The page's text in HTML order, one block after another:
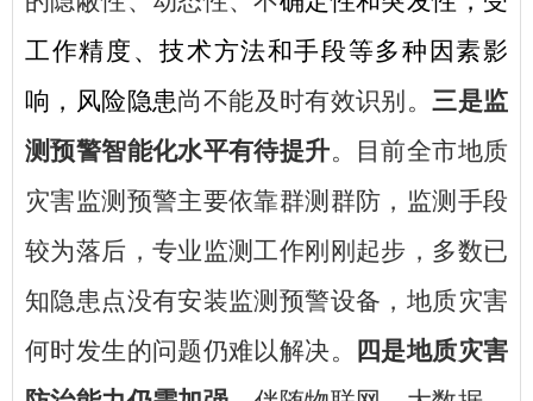
工作精度、技术方法和手段等多种因素影
响，风险隐患尚不能及时有效识别。三是监
测预警智能化水平有待提升。目前全市地质
灾害监测预警主要依靠群测群防，监测手段
较为落后，专业监测工作刚刚起步，多数已
知隐患点没有安装监测预警设备，地质灾害
何时发生的问题仍难以解决。
四是地质灾害